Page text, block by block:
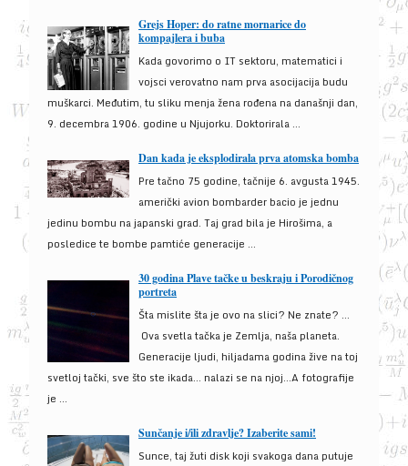
Grejs Hoper: do ratne mornarice do
kompajlera i buba
Kada govorimo o IT sektoru, matematici i
vojsci verovatno nam prva asocijacija budu
muškarci. Međutim, tu sliku menja žena rođena na današnji dan,
9. decembra 1906. godine u Njujorku. Doktorirala ...
Dan kada je eksplodirala prva atomska bomba
Pre tačno 75 godine, tačnije 6. avgusta 1945.
američki avion bombarder bacio je jednu
jedinu bombu na japanski grad. Taj grad bila je Hirošima, a
posledice te bombe pamtiće generacije ...
30 godina Plave tačke u beskraju i Porodičnog
portreta
Šta mislite šta je ovo na slici? Ne znate? …
Ova svetla tačka je Zemlja, naša planeta.
Generacije ljudi, hiljadama godina žive na toj
svetloj tački, sve što ste ikada… nalazi se na njoj…A fotografije
je ...
Sunčanje i/ili zdravlje? Izaberite sami!
Sunce, taj žuti disk koji svakoga dana putuje